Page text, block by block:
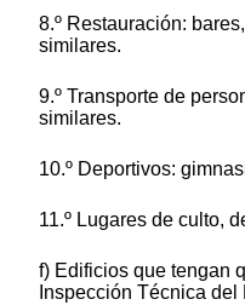
8.º Restauración:
similares.
9.º Transporte de
similares.
10.º Deportivos:
11.º Lugares de culto,
f) Edificios que tengan
Inspección Técnica